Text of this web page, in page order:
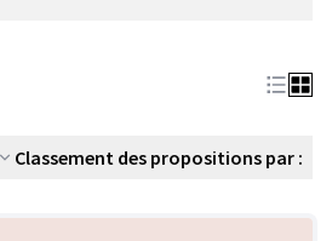
Classement des propositions par :